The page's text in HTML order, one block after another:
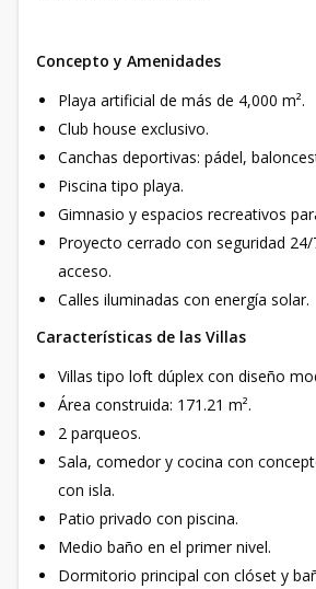
Concepto y Amenidades
Playa artificial de más de 4,000 m².
Club house exclusivo.
Canchas deportivas: pádel,
Piscina tipo playa.
Gimnasio y espacios recreativos
Proyecto cerrado con seguridad
acceso.
Calles iluminadas con energía solar.
Características de las Villas
Villas tipo loft dúplex con diseño
Área construida: 171.21 m².
2 parqueos.
Sala, comedor y cocina con
con isla.
Patio privado con piscina.
Medio baño en el primer nivel.
Dormitorio principal con clóset y